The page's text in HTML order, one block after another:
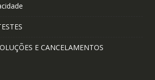
E CANCELAMENTOS